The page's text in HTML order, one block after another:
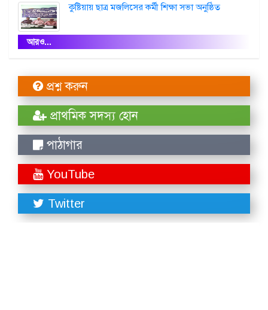
কুষ্টিয়ায় ছাত্র মজলিসের কর্মী শিক্ষা সভা অনুষ্ঠিত
আরও...
প্রশ্ন করুন
প্রাথমিক সদস্য হোন
পাঠাগার
YouTube
Twitter